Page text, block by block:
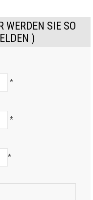
WERDEN SIE SO
)
*
*
*